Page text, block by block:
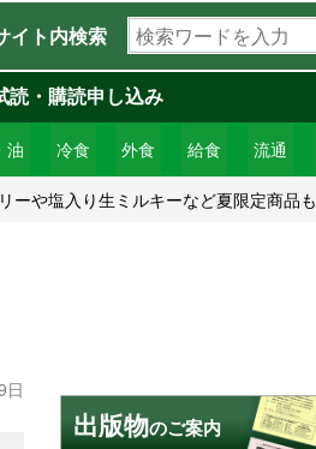
イト内検索
検
索
ワ
ー
ド
を
入
油 冷食 外食 給食 流通
読・購読申し込み
や塩入り生ミルキーなど夏限定商品も
日
出版物のご案内